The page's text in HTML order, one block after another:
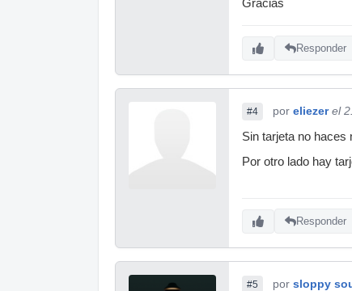
Gracias
Responder
#4 por eliezer el
Sin tarjeta no haces
Por otro lado hay
Responder
#5 por sloppy